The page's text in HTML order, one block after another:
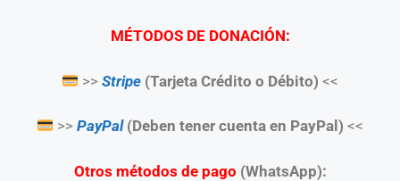
MÉTODOS DE DONACIÓN:
>>Stripe (Tarjeta Crédito o Débito) <<
>>PayPal(Deben tener cuenta en PayPal) <<
Otros métodos de pago (WhatsApp):